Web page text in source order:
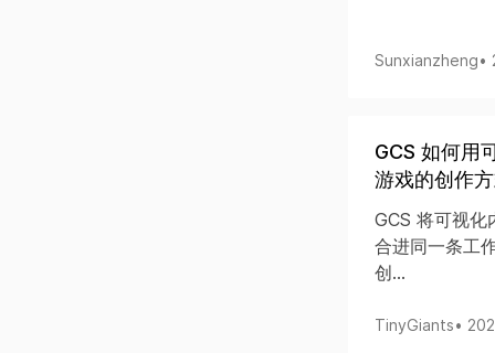
Sunxianzheng•
GCS 如何用
游戏的创作
GCS 将可视
合进同一条工
创...
TinyGiants•